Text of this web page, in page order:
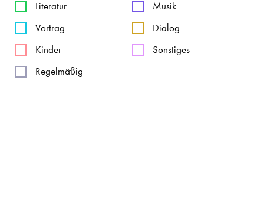
Literatur
Musik
Vortrag
Dialog
Kinder
Sonstiges
Regelmäßig